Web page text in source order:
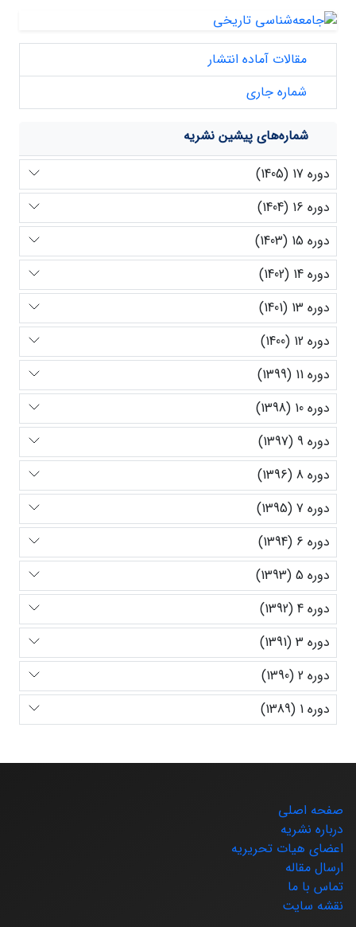
مقالات آماده انتشار
شماره جاری
شماره‌های پیشین نشریه
دوره 17 (1405)
دوره 16 (1404)
دوره 15 (1403)
دوره 14 (1402)
دوره 13 (1401)
دوره 12 (1400)
دوره 11 (1399)
دوره 10 (1398)
دوره 9 (1397)
دوره 8 (1396)
دوره 7 (1395)
دوره 6 (1394)
دوره 5 (1393)
دوره 4 (1392)
دوره 3 (1391)
دوره 2 (1390)
دوره 1 (1389)
صفحه اصلی
درباره نشریه
اعضای هیات تحریریه
ارسال مقاله
تماس با ما
نقشه سایت